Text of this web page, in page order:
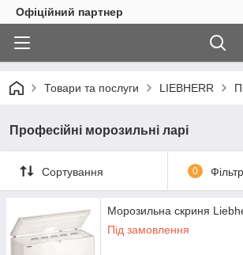
Офіційний партнер
Товари та послуги LIEBHERR
Професійні морозильні ларі
Сортування 0
Морозильна скриня
Під замовлення